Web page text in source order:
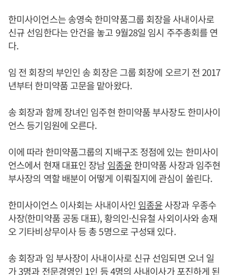
한미사이언스는 송영숙 한미약품그룹 회장을 사내이사로
신규 선임한다는 안건을 놓고 9월28일 임시 주주총회를 연
다.
임 전 회장의 부인인 송 회장은 그룹 회장에 오르기 전 2017
년부터 한미약품 고문을 맡아왔다.
송 회장과 함께 장녀인 임주현 한미약품 부사장도 한미사이
언스 등기임원에 오른다.
이에 따라 한미약품그룹의 지배구조 정점에 있는 한미사이
언스에서 현재 대표인 장남 임종윤한미약품 사장과 임주현
부사장의 역할 배분이 어떻게 이뤄질지에 관심이 쏠린다.
한미사이언스 이사회는 사내이사인 임종윤사장과 우종수
사장(한미약품 공동 대표), 황의인·신유철 사외이사와 송재
오 기타비상무이사 등 총 5명으로 구성돼 있다.
송 회장과 임 부사장이 사내이사로 신규 선임되면 오너 일
가 3명과 전문경영인 1인 등 4명의 사내이사가 포진하게 된